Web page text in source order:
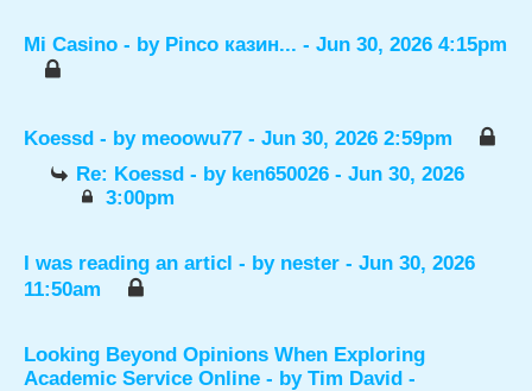
Mi Casino - by Pinco казин... - Jun 30, 2026 4:15pm
Koessd - by meoowu77 - Jun 30, 2026 2:59pm
Re: Koessd - by ken650026 - Jun 30, 2026
3:00pm
I was reading an articl - by nester - Jun 30, 2026
11:50am
Looking Beyond Opinions When Exploring
Academic Service Online - by Tim David -